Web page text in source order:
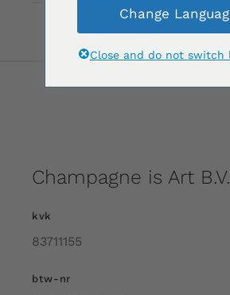
Over ons
Champagne is Art B.V.
kvk
83711155
btw-nr
Change
Close and do not switch